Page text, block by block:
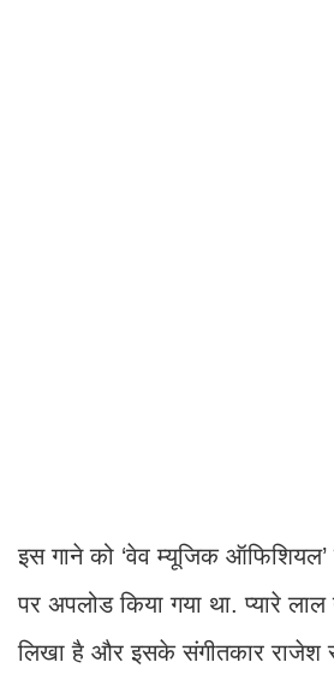
इस गाने को ‘वेव म्यूजिक
पर अपलोड किया गया था. प्यारे
लिखा है और इसके संगीतकार राजेश